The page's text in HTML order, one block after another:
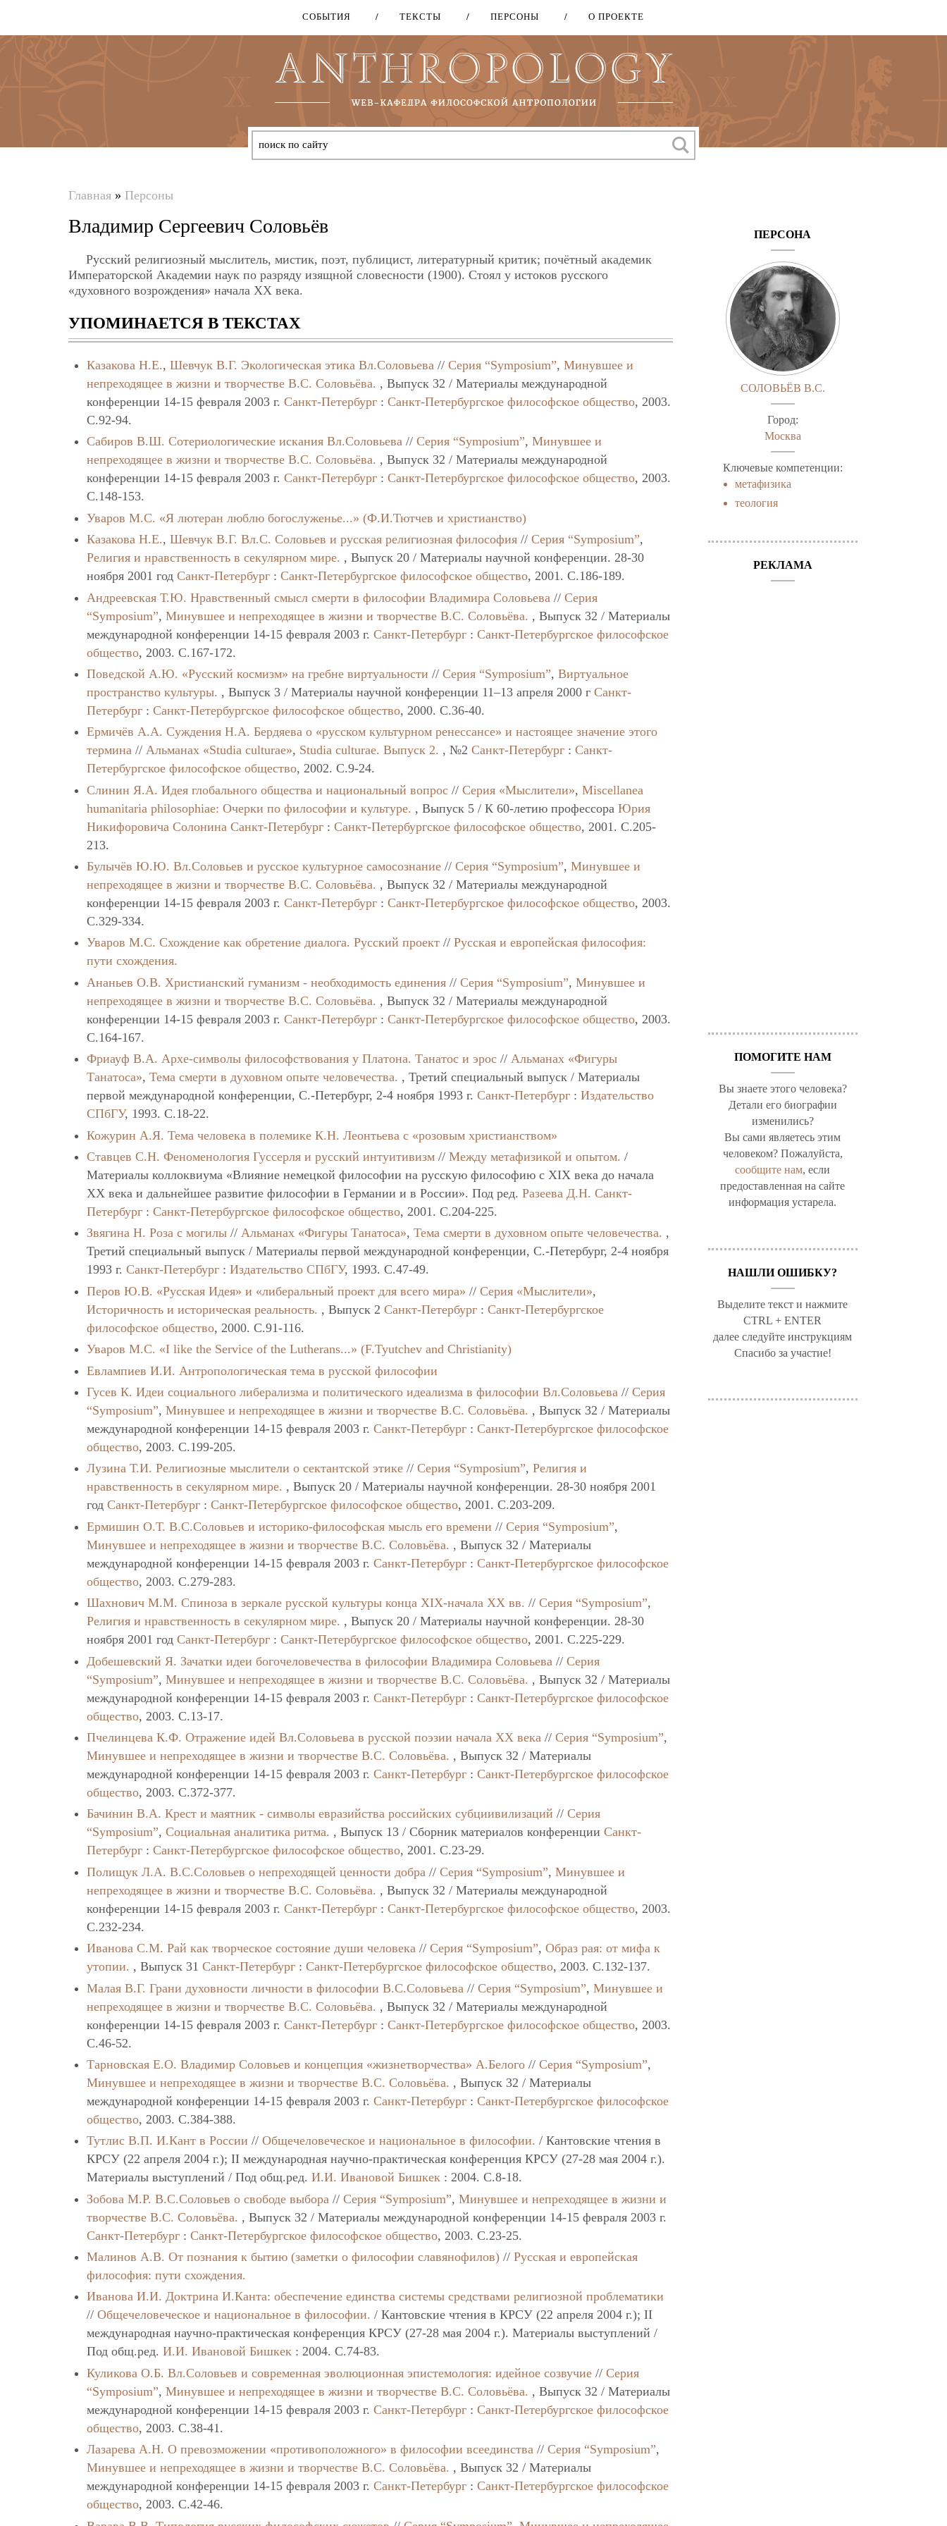
Перейти
основному
содержанию
СОБЫТИЯ ТЕКСТЫ ПЕРСОНЫ О ПРОЕКТЕ
здесь
Главная » Персоны
Владимир Сергеевич Соловьёв
Русский религиозный мыслитель, мистик, поэт, публицист, литературный критик; почётный академик
Императорской Академии наук по разряду изящной словесности (1900). Стоял у истоков русского
«духовного возрождения» начала XX века.
УПОМИНАЕТСЯ В ТЕКСТАХ
Казакова Н.Е.,Шевчук В.Г. Экологическая этика Вл.Соловьева //Серия “Symposium”,Минувшее и
непреходящее в жизни и творчестве В.С. Соловьёва. , Выпуск 32 / Материалы международной
конференции 14-15 февраля 2003 г.Санкт-Петербург :Санкт-Петербургское философское общество, 2003.
C.92-94.
Сабиров В.Ш. Сотериологические искания Вл.Соловьева //Серия “Symposium”,Минувшее и
непреходящее в жизни и творчестве В.С. Соловьёва. , Выпуск 32 / Материалы международной
конференции 14-15 февраля 2003 г.Санкт-Петербург :Санкт-Петербургское философское общество, 2003.
C.148-153.
Уваров М.С. «Я лютеран люблю богослуженье...» (Ф.И.Тютчев и христианство)
Казакова Н.Е.,Шевчук В.Г. Вл.С. Соловьев и русская религиозная философия //Серия “Symposium”,
Религия и нравственность в секулярном мире. , Выпуск 20 / Материалы научной конференции. 28-30
ноября 2001 годСанкт-Петербург :Санкт-Петербургское философское общество, 2001. C.186-189.
Андреевская Т.Ю. Нравственный смысл смерти в философии Владимира Соловьева //Серия
“Symposium”,Минувшее и непреходящее в жизни и творчестве В.С. Соловьёва. , Выпуск 32 / Материалы
международной конференции 14-15 февраля 2003 г.Санкт-Петербург :Санкт-Петербургское философское
общество, 2003. C.167-172.
Поведской А.Ю. «Русский космизм» на гребне виртуальности //Серия “Symposium”,Виртуальное
пространство культуры. , Выпуск 3 / Материалы научной конференции 11–13 апреля 2000 гСанкт-
Петербург :Санкт-Петербургское философское общество, 2000. C.36-40.
Ермичёв А.А. Суждения Н.А. Бердяева о «русском культурном ренессансе» и настоящее значение этого
термина //Альманах «Studia culturae», Studia culturae. Выпуск 2. , №2Санкт-Петербург :Санкт-
Петербургское философское общество, 2002. C.9-24.
Слинин Я.А. Идея глобального общества и национальный вопрос //Серия «Мыслители»,Miscellanea
humanitaria philosоphiae: Очерки по философии и культуре. , Выпуск 5 / К 60-летию профессораЮрия
Никифоровича Солонина Санкт-Петербург :Санкт-Петербургское философское общество, 2001. C.205-
213.
Булычёв Ю.Ю. Вл.Соловьев и русское культурное самосознание //Серия “Symposium”,Минувшее и
непреходящее в жизни и творчестве В.С. Соловьёва. , Выпуск 32 / Материалы международной
конференции 14-15 февраля 2003 г.Санкт-Петербург :Санкт-Петербургское философское общество, 2003.
C.329-334.
Уваров М.С. Схождение как обретение диалога. Русский проект //Русская и европейская философия:
пути схождения.
Ананьев О.В. Христианский гуманизм - необходимость единения //Серия “Symposium”,Минувшее и
непреходящее в жизни и творчестве В.С. Соловьёва. , Выпуск 32 / Материалы международной
конференции 14-15 февраля 2003 г.Санкт-Петербург :Санкт-Петербургское философское общество, 2003.
C.164-167.
Фриауф В.А. Архе-символы философствования у Платона. Танатос и эрос //Альманах «Фигуры
Танатоса»,Тема смерти в духовном опыте человечества. , Третий специальный выпуск / Материалы
первой международной конференции, С.-Петербург, 2-4 ноября 1993 г.Санкт-Петербург :Издательство
СПбГУ, 1993. C.18-22.
Кожурин А.Я. Тема человека в полемике К.Н. Леонтьева с «розовым христианством»
Ставцев С.Н. Феноменология Гуссерля и русский интуитивизм //Между метафизикой и опытом. /
Материалы коллоквиума «Влияние немецкой философии на русскую философию с XIX века до начала
XX века и дальнейшее развитие философии в Германии и в России». Под ред.Разеева Д.Н. Санкт-
Петербург :Санкт-Петербургское философское общество, 2001. C.204-225.
Звягина Н. Роза с могилы //Альманах «Фигуры Танатоса»,Тема смерти в духовном опыте человечества. ,
Третий специальный выпуск / Материалы первой международной конференции, С.-Петербург, 2-4 ноября
1993 г.Санкт-Петербург :Издательство СПбГУ, 1993. C.47-49.
Перов Ю.В. «Русская Идея» и «либеральный проект для всего мира» //Серия «Мыслители»,
Историчность и историческая реальность. , Выпуск 2Санкт-Петербург :Санкт-Петербургское
философское общество, 2000. C.91-116.
Уваров М.С. «I like the Service of the Lutherans...» (F.Tyutchev and Christianity)
Евлампиев И.И. Антропологическая тема в русской философии
Гусев К. Идеи социального либерализма и политического идеализма в философии Вл.Соловьева //Серия
“Symposium”,Минувшее и непреходящее в жизни и творчестве В.С. Соловьёва. , Выпуск 32 / Материалы
международной конференции 14-15 февраля 2003 г.Санкт-Петербург :Санкт-Петербургское философское
общество, 2003. C.199-205.
Лузина Т.И. Религиозные мыслители о сектантской этике //Серия “Symposium”,Религия и
нравственность в секулярном мире. , Выпуск 20 / Материалы научной конференции. 28-30 ноября 2001
годСанкт-Петербург :Санкт-Петербургское философское общество, 2001. C.203-209.
Ермишин О.Т. В.С.Соловьев и историко-философская мысль его времени //Серия “Symposium”,
Минувшее и непреходящее в жизни и творчестве В.С. Соловьёва. , Выпуск 32 / Материалы
международной конференции 14-15 февраля 2003 г.Санкт-Петербург :Санкт-Петербургское философское
общество, 2003. C.279-283.
Шахнович М.М. Спиноза в зеркале русской культуры конца XIX-начала ХХ вв. //Серия “Symposium”,
Религия и нравственность в секулярном мире. , Выпуск 20 / Материалы научной конференции. 28-30
ноября 2001 годСанкт-Петербург :Санкт-Петербургское философское общество, 2001. C.225-229.
Добешевский Я. Зачатки идеи богочеловечества в философии Владимира Соловьева //Серия
“Symposium”,Минувшее и непреходящее в жизни и творчестве В.С. Соловьёва. , Выпуск 32 / Материалы
международной конференции 14-15 февраля 2003 г.Санкт-Петербург :Санкт-Петербургское философское
общество, 2003. C.13-17.
Пчелинцева К.Ф. Отражение идей Вл.Соловьева в русской поэзии начала XX века //Серия “Symposium”,
Минувшее и непреходящее в жизни и творчестве В.С. Соловьёва. , Выпуск 32 / Материалы
международной конференции 14-15 февраля 2003 г.Санкт-Петербург :Санкт-Петербургское философское
общество, 2003. C.372-377.
Бачинин В.А. Крест и маятник - символы евразийства российских субциивилизаций //Серия
“Symposium”,Социальная аналитика ритма. , Выпуск 13 / Сборник материалов конференцииСанкт-
Петербург :Санкт-Петербургское философское общество, 2001. C.23-29.
Полищук Л.А. В.С.Соловьев о непреходящей ценности добра //Серия “Symposium”,Минувшее и
непреходящее в жизни и творчестве В.С. Соловьёва. , Выпуск 32 / Материалы международной
конференции 14-15 февраля 2003 г.Санкт-Петербург :Санкт-Петербургское философское общество, 2003.
C.232-234.
Иванова С.М. Рай как творческое состояние души человека //Серия “Symposium”,Образ рая: от мифа к
утопии. , Выпуск 31Санкт-Петербург :Санкт-Петербургское философское общество, 2003. C.132-137.
Малая В.Г. Грани духовности личности в философии В.С.Соловьева //Серия “Symposium”,Минувшее и
непреходящее в жизни и творчестве В.С. Соловьёва. , Выпуск 32 / Материалы международной
конференции 14-15 февраля 2003 г.Санкт-Петербург :Санкт-Петербургское философское общество, 2003.
C.46-52.
Тарновская Е.О. Владимир Соловьев и концепция «жизнетворчества» А.Белого //Серия “Symposium”,
Минувшее и непреходящее в жизни и творчестве В.С. Соловьёва. , Выпуск 32 / Материалы
международной конференции 14-15 февраля 2003 г.Санкт-Петербург :Санкт-Петербургское философское
общество, 2003. C.384-388.
Тутлис В.П. И.Кант в России //Общечеловеческое и национальное в философии. / Кантовские чтения в
КРСУ (22 апреля 2004 г.); II международная научно-практическая конференция КРСУ (27-28 мая 2004 г.).
Материалы выступлений / Под общ.ред.И.И. Ивановой Бишкек : 2004. C.8-18.
Зобова М.Р. В.С.Соловьев о свободе выбора //Серия “Symposium”,Минувшее и непреходящее в жизни и
творчестве В.С. Соловьёва. , Выпуск 32 / Материалы международной конференции 14-15 февраля 2003 г.
Санкт-Петербург :Санкт-Петербургское философское общество, 2003. C.23-25.
Малинов А.В. От познания к бытию (заметки о философии славянофилов) //Русская и европейская
философия: пути схождения.
Иванова И.И. Доктрина И.Канта: обеспечение единства системы средствами религиозной проблематики
//Общечеловеческое и национальное в философии. / Кантовские чтения в КРСУ (22 апреля 2004 г.); II
международная научно-практическая конференция КРСУ (27-28 мая 2004 г.). Материалы выступлений /
Под общ.ред.И.И. Ивановой Бишкек : 2004. C.74-83.
Куликова О.Б. Вл.Соловьев и современная эволюционная эпистемология: идейное созвучие //Серия
“Symposium”,Минувшее и непреходящее в жизни и творчестве В.С. Соловьёва. , Выпуск 32 / Материалы
международной конференции 14-15 февраля 2003 г.Санкт-Петербург :Санкт-Петербургское философское
общество, 2003. C.38-41.
Лазарева А.Н. О превозможении «противоположного» в философии всеединства //Серия “Symposium”,
Минувшее и непреходящее в жизни и творчестве В.С. Соловьёва. , Выпуск 32 / Материалы
международной конференции 14-15 февраля 2003 г.Санкт-Петербург :Санкт-Петербургское философское
общество, 2003. C.42-46.
ПЕРСОНА
СОЛОВЬЁВ В.С.
Город:
Москва
Ключевые компетенции:
метафизика
теология
РЕКЛАМА
ПОМОГИТЕ НАМ
Вы знаете этого человека?
Детали его биографии
изменились?
Вы сами являетесь этим
человеком? Пожалуйста,
сообщите нам, если
предоставленная на сайте
информация устарела.
НАШЛИ ОШИБКУ?
Выделите текст и нажмите
CTRL + ENTER
далее следуйте инструкциям
Спасибо за участие!